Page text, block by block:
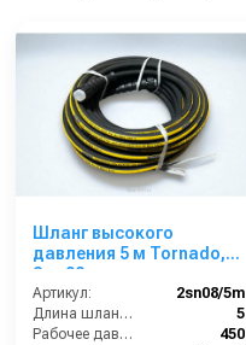
Шланг высокого
давления 5 м Tornado,
2sn 08
Артикул:
2sn08/5m
Длина шланга ВД (м):
5
Рабочее давление (бар):
450